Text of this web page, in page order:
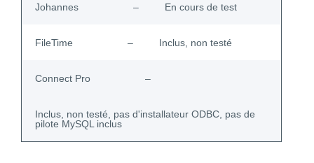
Johannes – En cours de test
FileTime – Inclus, non testé
Connect Pro –
Inclus, non testé, pas d'installateur ODBC, pas de
pilote MySQL inclus